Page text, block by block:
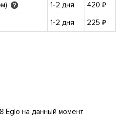
? 1-2 дня
420 ₽
1-2 дня 225 ₽
Eglo на данный момент